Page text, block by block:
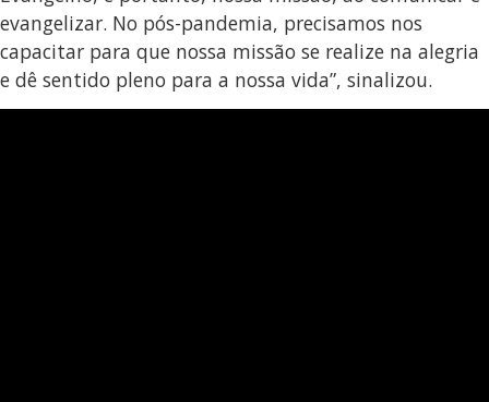
evangelizar. No pós-pandemia, precisamos nos
capacitar para que nossa missão se realize na alegria
e dê sentido pleno para a nossa vida”, sinalizou.